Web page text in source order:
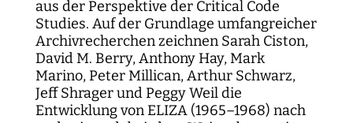
Open-Access-Publikationsfonds
Das Forschungsprogramm der Aufbauphase
ITNewsletter
aus der Perspektive der Critical Code
Studies. Auf der Grundlage umfangreicher
Archivrecherchen zeichnen Sarah Ciston,
David M. Berry, Anthony Hay, Mark
Marino, Peter Millican, Arthur Schwarz,
Jeff Shrager und Peggy Weil die
Entwicklung von ELIZA (1965–1968) nach